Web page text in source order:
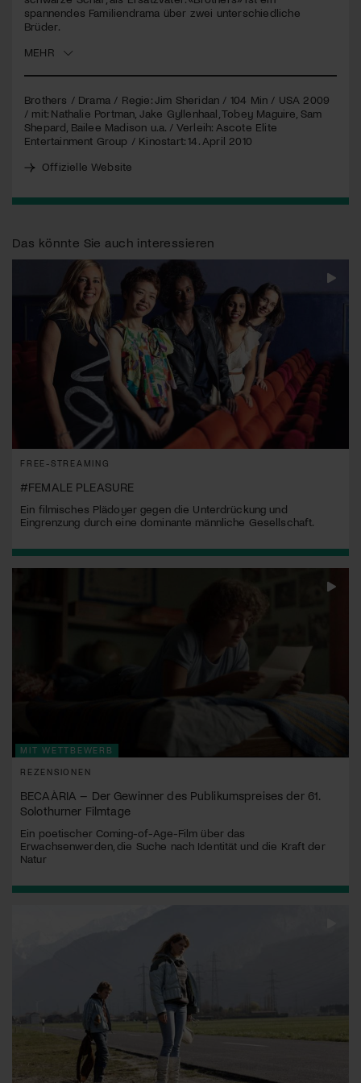
spannendes Familiendrama über zwei unterschiedliche
Brüder.
MEHR
Brothers / Drama / Regie: Jim Sheridan / 104 Min / USA 2009
/ mit: Nathalie Portman, Jake Gyllenhaal, Tobey Maguire, Sam
Shepard, Bailee Madison u.a. / Verleih: Ascote Elite
Entertainment Group / Kinostart: 14. April 2010
Offizielle Website
Das könnte Sie auch interessieren
FREE-STREAMING
#FEMALE PLEASURE
Ein filmisches Plädoyer gegen die Unterdrückung und
Eingrenzung durch eine dominante männliche Gesellschaft.
MIT WETTBEWERB
REZENSIONEN
BECAÀRIA – Der Gewinner des Publikumspreises der 61.
Solothurner Filmtage
Ein poetischer Coming-of-Age-Film über das
Erwachsenwerden, die Suche nach Identität und die Kraft der
Natur